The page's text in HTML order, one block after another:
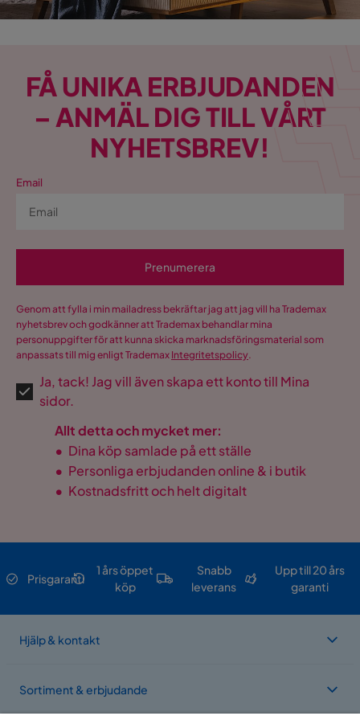
FÅ UNIKA ERBJUDANDEN
– ANMÄL DIG TILL VÅRT
NYHETSBREV!
Email
Prenumerera
Genom att fylla i min mailadress bekräftar jag att jag vill ha Trademax
nyhetsbrev och godkänner att Trademax behandlar mina
personuppgifter för att kunna skicka marknadsföringsmaterial som
anpassats till mig enligt Trademax Integritetspolicy.
Ja, tack! Jag vill även skapa ett konto till Mina
sidor.
Allt detta och mycket mer:
• Dina köp samlade på ett ställe
• Personliga erbjudanden online & i butik
• Kostnadsfritt och helt digitalt
Prisgaranti
1 års öppet
köp
Snabb
leverans
Upp till 20 års
garanti
Hjälp & kontakt
Sortiment & erbjudande